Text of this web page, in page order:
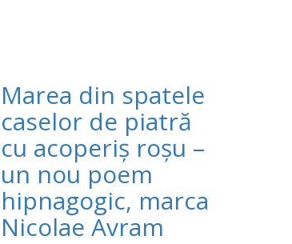
Marea din spatele
caselor de piatră
cu acoperiș roșu –
un nou poem
hipnagogic, marca
Nicolae Avram